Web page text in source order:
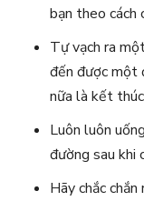
bạn theo cách
Tự vạch ra
đến được một
nữa là kết
Luôn luôn
đường sau khi
Hãy chắc